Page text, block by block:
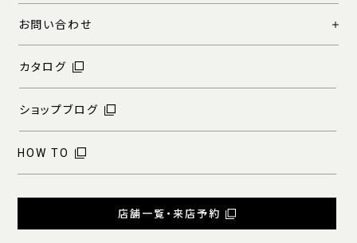
お問い合わせ
カタログ
ショップブログ
HOW TO
店舗一覧・来店予約